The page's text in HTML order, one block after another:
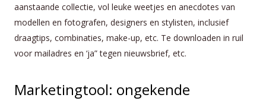
aanstaande collectie, vol leuke weetjes en anecdotes van
modellen en fotografen, designers en stylisten, inclusief
draagtips, combinaties, make-up, etc. Te downloaden in ruil
voor mailadres en ‘ja” tegen nieuwsbrief, etc.
Marketingtool: ongekende